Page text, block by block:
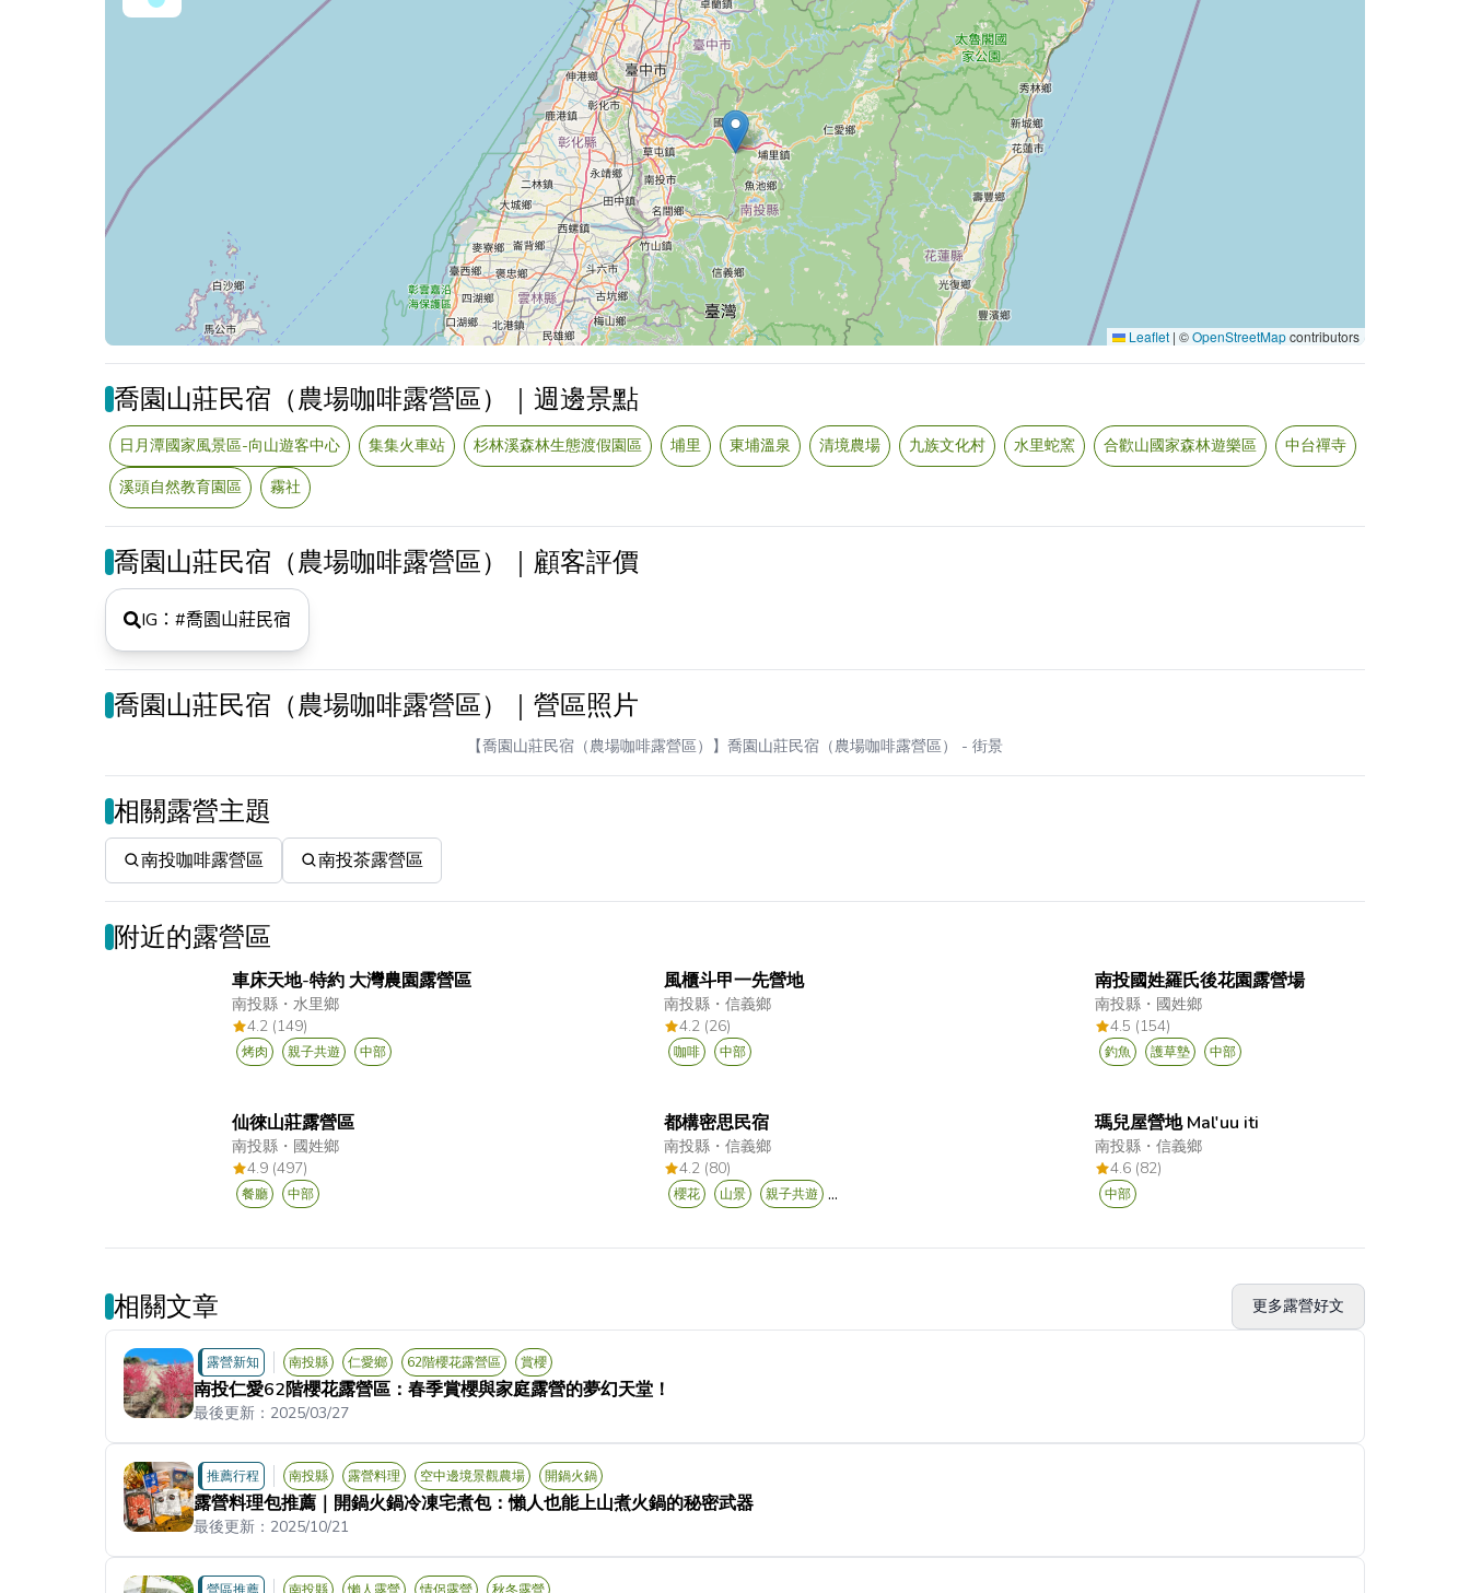
Leaflet | ©OpenStreetMapcontributors
喬園山莊民宿（農場咖啡露營區）｜週邊景點
日月潭國家風景區-向山遊客中心 集集火車站 杉林溪森林生態渡假園區 埔里 東埔溫泉 清境農場 九族文化村 水里蛇窯 合歡山國家森林遊樂區
中台禪寺
溪頭自然教育園區
霧社
喬園山莊民宿（農場咖啡露營區）｜顧客評價
IG：#喬園山莊民宿
喬園山莊民宿（農場咖啡露營區）｜營區照片
【喬園山莊民宿（農場咖啡露營區）】喬園山莊民宿（農場咖啡露營區） - 街景
相關露營主題
南投咖啡露營區 南投茶露營區
附近的露營區
車床天地-特約 大灣農園露營區
南投縣 ・水里鄉
4.2 (149)
烤肉 親子共遊 中部
風櫃斗甲一先營地
南投縣・ 信義鄉
4.2 (26)
咖啡 中部
南投國姓羅氏後花園露營場
南投縣 ・ 國姓鄉
4.5 (154)
釣魚 護草墊 中部
仙徠山莊露營區
南投縣 ・ 國姓鄉
4.9 (497)
餐廳 中部
都構密思民宿
南投縣・ 信義鄉
4.2 (80)
櫻花 山景 親子共遊 ...
瑪兒屋營地 Mal'uu iti
南投縣 ・信義鄉
4.6 (82)
中部
相關文章 更多露營好文
露營新知 南投縣 仁愛鄉 62階櫻花露營區 賞櫻
南投仁愛62階櫻花露營區：春季賞櫻與家庭露營的夢幻天堂！
最後更新： 2025/03/27
推薦行程 南投縣 露營料理 空中邊境景觀農場 開鍋火鍋
露營料理包推薦｜開鍋火鍋冷凍宅煮包：懶人也能上山煮火鍋的秘密武器
最後更新： 2025/10/21